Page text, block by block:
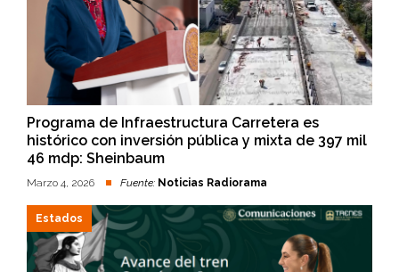
Programa de Infraestructura Carretera es
histórico con inversión pública y mixta de 397 mil
46 mdp: Sheinbaum
Marzo 4, 2026 Fuente: Noticias Radiorama
Estados